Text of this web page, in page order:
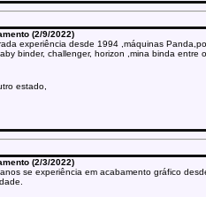
(2/9/2022)
experiência desde 1994 ,máquinas
binder, challenger, horizon ,mina binda entre
estado,
(2/3/2022)
se experiência em acabamento gráfico